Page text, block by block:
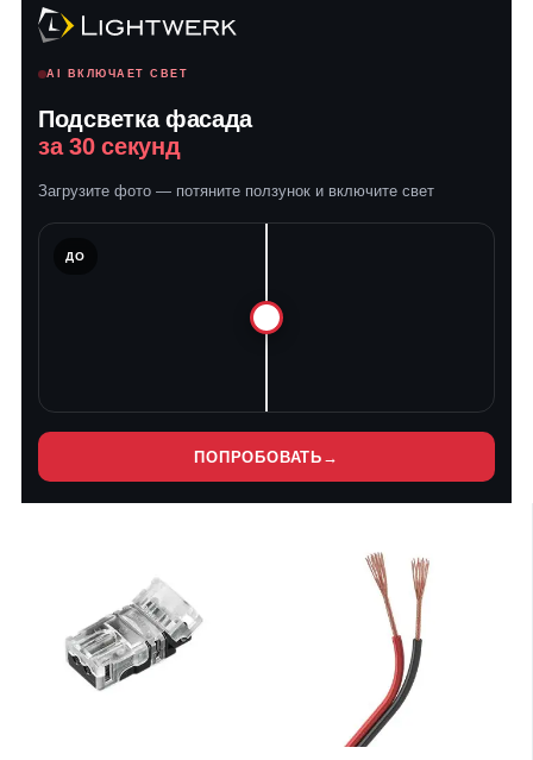
AI ВКЛЮЧАЕТ СВЕТ
Подсветка фасада
за 30 секунд
Загрузите фото — потяните ползунок и включите свет
ДО
ПОПРОБОВАТЬ →